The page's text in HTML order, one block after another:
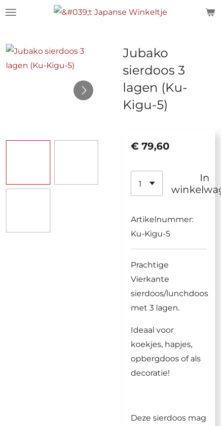
Ga
de
hoofdinhoud
Jubako
sierdoos 3
lagen (Ku-
Kigu-5)
€ 79,60
In
Artikelnummer:
Ku-Kigu-5
Prachtige
Vierkante
sierdoos/lunchdoos
met 3 lagen.
Ideaal voor
koekjes, hapjes,
opbergdoos of als
decoratie!
Deze sierdoos mag